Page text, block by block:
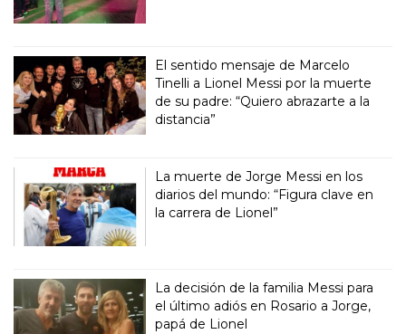
El sentido mensaje de Marcelo
Tinelli a Lionel Messi por la muerte
de su padre: “Quiero abrazarte a la
distancia”
La muerte de Jorge Messi en los
diarios del mundo: “Figura clave en
la carrera de Lionel”
La decisión de la familia Messi para
el último adiós en Rosario a Jorge,
papá de Lionel